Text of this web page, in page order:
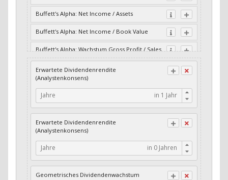
Buffett's Alpha: Net Income / Assets
Buffett's Alpha: Net Income / Book Value
Buffett's Alpha: Wachstum Gross Profit / Sales
Buffett's Alpha: Wachstum Residual Cash Flow
/ Assets
Buffett's Alpha: Wachstum Residual Gross
Profits / Assets
Income / Assets
Buffett's Alpha: Wachstum Residual Net
Income / Book Value
Cash-Quote
Erwartete Dividendenrendite
(Analystenkonsens)
Jahre
Erwartete Dividendenrendite
(Analystenkonsens)
Jahre
Geometrisches Dividendenwachstum